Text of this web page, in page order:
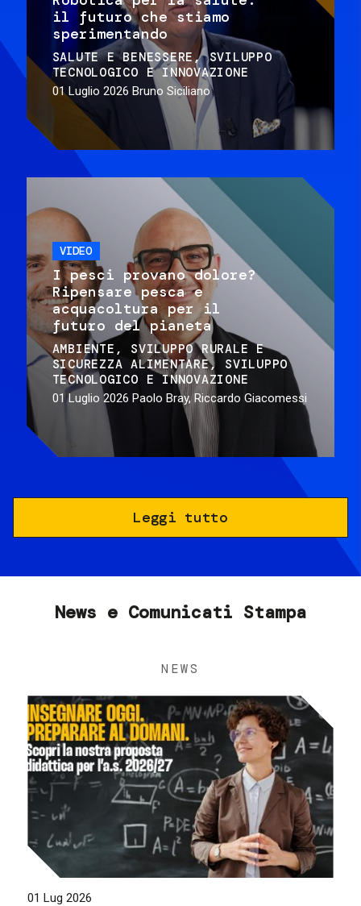
il futuro che stiamo
sperimentando
SALUTE E BENESSERE
SVILUPPO
TECNOLOGICO E INNOVAZIONE
01 Luglio 2026 Bruno Siciliano
VIDEO
I pesci provano dolore?
Ripensare pesca e
acquacoltura per il
futuro del pianeta
AMBIENTE
SVILUPPO RURALE E
SICUREZZA ALIMENTARE
SVILUPPO
TECNOLOGICO E INNOVAZIONE
01 Luglio 2026 Paolo Bray, Riccardo Giacomessi
Leggi tutto
News e Comunicati Stampa
NEWS
01 Lug 2026